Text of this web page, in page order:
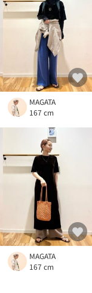
MAGATA
167 cm
MAGATA
167 cm